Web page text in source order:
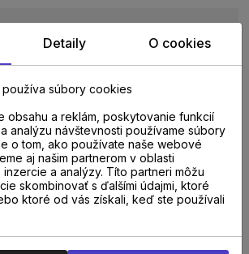
BALENÍ
Detaily O cookies
súbory cookies
obsahu a reklám, poskytovanie funkcií
analýzu návštevnosti používame súbory
o tom, ako používate naše webové
aj našim partnerom v oblasti
a analýzy. Títo partneri môžu
skombinovať s ďalšími údajmi, ktoré
ktoré od vás získali, keď ste používali